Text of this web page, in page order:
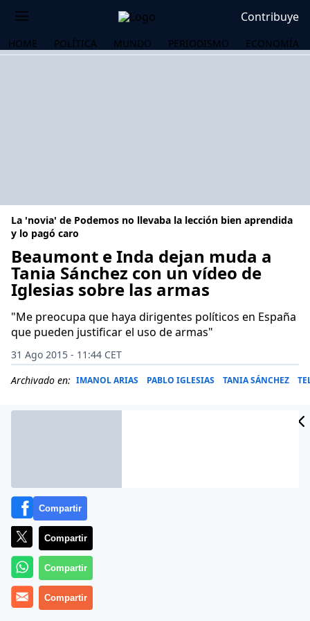
Contribuye
HOME POLÍTICA MUNDO PERIODISMO ECONOMÍA
La 'novia' de Podemos no llevaba la lección bien aprendida
y lo pagó caro
Beaumont e Inda dejan muda a
Tania Sánchez con un vídeo de
Iglesias sobre las armas
"Me preocupa que haya dirigentes políticos en España
que pueden justificar el uso de armas"
31 Ago 2015 - 11:44 CET
Archivado en: IMANOL ARIAS PABLO IGLESIAS TANIA SÁNCHEZ
Más información
Compartir
Compartir
Compartir
Compartir